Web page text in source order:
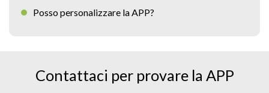
Posso personalizzare la APP?
Contattaci per provare la APP